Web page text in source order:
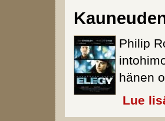
Philip
hänen
Lue